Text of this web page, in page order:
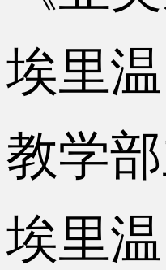
埃里
教学
埃里